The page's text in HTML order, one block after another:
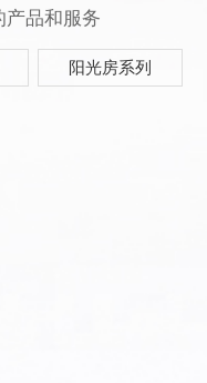
产品和服务
阳光房系列